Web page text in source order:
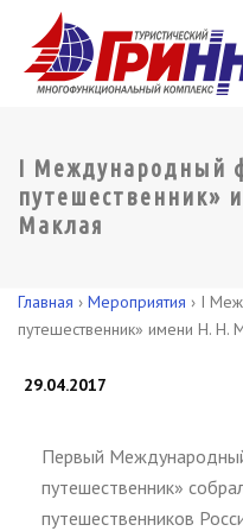
I Международный
путешественник»
Маклая
Главная › Мероприятия › I
путешественник» имени Н. Н.
29.04.2017
Первый
путешественник»
путешественников